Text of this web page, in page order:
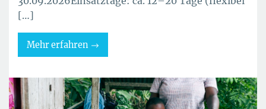
[…]
Mehr erfahren